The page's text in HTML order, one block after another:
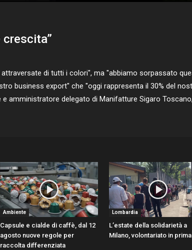
attraversate di tutti i colori", ma "abbiamo sorpassato
business export" che "oggi rappresenta il 30% del
amministratore delegato di Manifatture Sigaro
Ambiente
Capsule e cialde di caffè, dal 12
agosto nuove regole per
raccolta differenziata
Lombardia
L’estate della solidarietà a
Milano, volontariato in